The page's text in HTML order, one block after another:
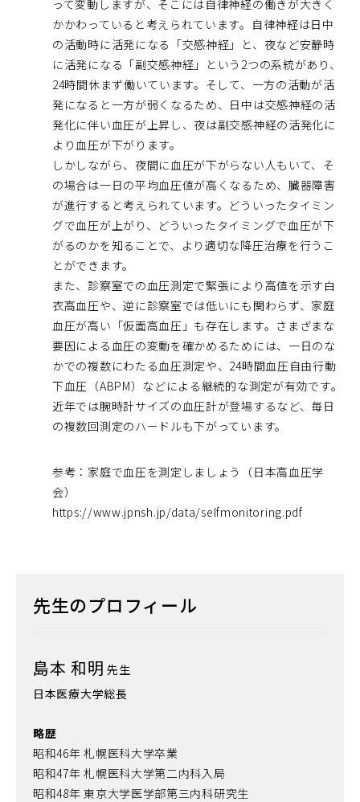
って変動しますが、そこには自律神経の働きが大きく
かかわっていると考えられています。自律神経は日中
の活動時に活発になる「交感神経」と、夜など安静時
に活発になる「副交感神経」という2つの系統があり、
24時間休まず働いています。そして、一方の活動が活
発になると一方が弱くなるため、日中は交感神経の活
発化に伴い血圧が上昇し、夜は副交感神経の活発化に
より血圧が下がります。
しかしながら、夜間に血圧が下がらない人もいて、そ
の場合は一日の平均血圧値が高くなるため、臓器障害
が進行すると考えられています。どういったタイミン
グで血圧が上がり、どういったタイミングで血圧が下
がるのかを知ることで、より適切な降圧治療を行うこ
とができます。
また、診察室での血圧測定で緊張により高値を示す白
衣高血圧や、逆に診察室では低いにも関わらず、家庭
血圧が高い「仮面高血圧」も存在します。さまざまな
要因による血圧の変動を確かめるためには、一日のな
かでの複数にわたる血圧測定や、24時間血圧自由行動
下血圧（ABPM）などによる継続的な測定が有効です。
近年では腕時計サイズの血圧計が登場するなど、毎日
の複数回測定のハードルも下がっています。
参考：家庭で血圧を測定しましょう（日本高血圧学
会）
https://www.jpnsh.jp/data/selfmonitoring.pdf
先生のプロフィール
島本 和明 先生
日本医療大学総長
略歴
昭和46年 札幌医科大学卒業
昭和47年 札幌医科大学第二内科入局
昭和48年 東京大学医学部第三内科研究生